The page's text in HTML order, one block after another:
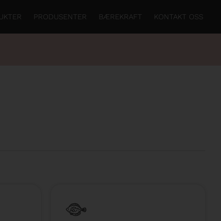
PRODUSENTER BÆREKRAFT KONTAKT OSS